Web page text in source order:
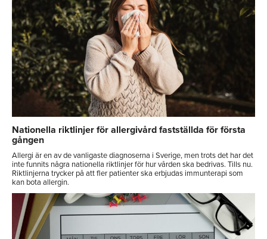
Nationella riktlinjer för allergivård fastställda för första
gången
Allergi är en av de vanligaste diagnoserna i Sverige, men trots det har det
inte funnits några nationella riktlinjer för hur vården ska bedrivas. Tills nu.
Riktlinjerna trycker på att fler patienter ska erbjudas immunterapi som
kan bota allergin.